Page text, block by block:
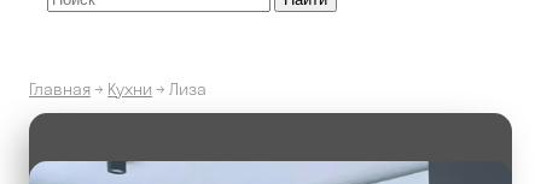
Главная→ Кухни → Лиза